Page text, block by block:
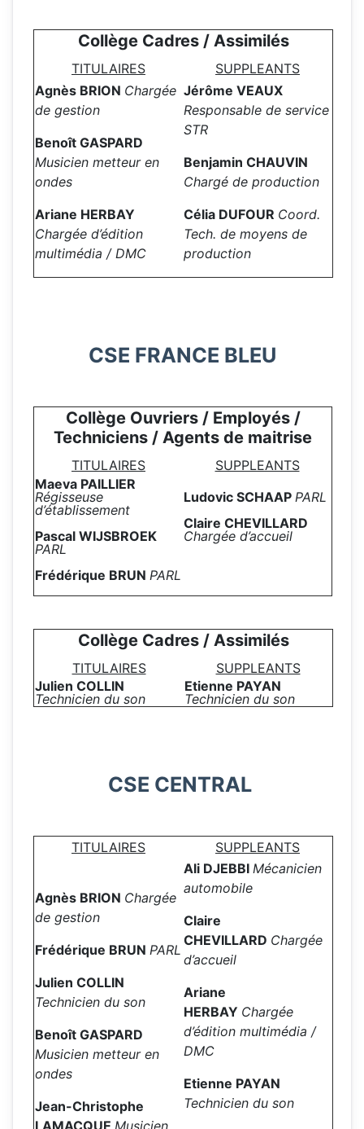
Collège Cadres / Assimilés
TITULAIRES
SUPPLEANTS
Agnès BRION Chargée
de gestion
Benoît GASPARD
Musicien metteur en
ondes
Ariane HERBAY
Chargée d’édition
multimédia / DMC
Jérôme VEAUX
Responsable de service
STR
Benjamin CHAUVIN
Chargé de production
Célia DUFOUR Coord.
Tech. de moyens de
production
CSE FRANCE BLEU
Collège Ouvriers / Employés /
Techniciens / Agents de maitrise
TITULAIRES
SUPPLEANTS
Maeva PAILLIER
Régisseuse
d’établissement
Pascal WIJSBROEK
PARL
Frédérique BRUN PARL
Ludovic SCHAAP PARL
Claire CHEVILLARD
Chargée d’accueil
Collège Cadres / Assimilés
TITULAIRES
SUPPLEANTS
Julien COLLIN
Technicien du son
Etienne PAYAN
Technicien du son
CSE CENTRAL
TITULAIRES SUPPLEANTS
Agnès BRION Chargée
de gestion
Frédérique BRUN PARL
Julien COLLIN
Technicien du son
Benoît GASPARD
Musicien metteur en
ondes
Jean-Christophe
LAMACQUE Musicien
Ali DJEBBI Mécanicien
automobile
Claire
CHEVILLARD Chargée
d’accueil
Ariane
HERBAY Chargée
d’édition multimédia /
DMC
Etienne PAYAN
Technicien du son